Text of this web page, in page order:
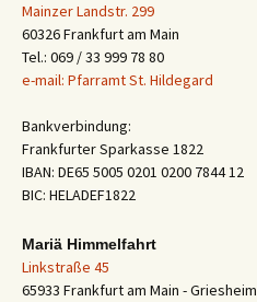
Mainzer Landstr. 299
60326 Frankfurt am Main
Tel.: 069 / 33 999 78 80
e-mail: Pfarramt St. Hildegard
Bankverbindung:
Frankfurter Sparkasse 1822
IBAN: DE65 5005 0201 0200 7844 12
BIC: HELADEF1822
Mariä Himmelfahrt
Linkstraße 45
65933 Frankfurt am Main - Griesheim